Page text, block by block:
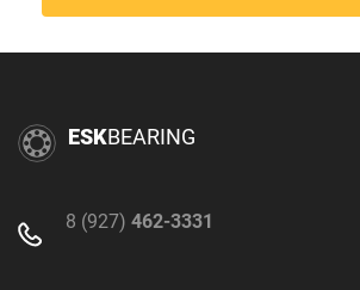
ESKBEARING
8 (927) 462-3331